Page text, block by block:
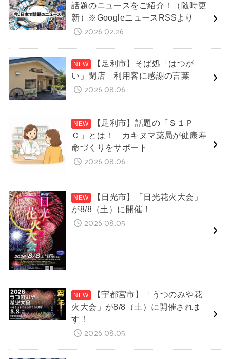
話題のニュースをご紹介！（随時更
新）※GoogleニュースRSSより
2026.02.26
【足利市】そば処「はつが
い」閉店 利用客に感謝の言葉
2026.08.06
【足利市】話題の「Ｓ１Ｐ
Ｃ」とは！ カキヌマ薬局が健康寿
命づくりをサポート
2026.08.06
【日光市】「日光花火大会」
が8/8（土）に開催！
2026.08.05
【宇都宮市】「うつのみや花
火大会」が8/8（土）に開催されま
す！
2026.08.05